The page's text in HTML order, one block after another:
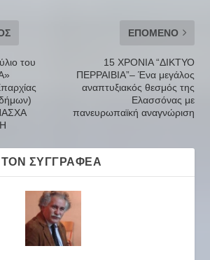
του
ΕΠΌΜΕΝΟ
15 ΧΡΟΝΙΑ “ΔΙΚΤΥΟ
ΠΕΡΡΑΙΒΙΑ”– Ένα μεγάλος
αναπτυξιακός θεσμός της
Ελασσόνας με
πανευρωπαϊκή αναγνώριση
ΤΟΝ ΣΥΓΓΡΑΦΈΑ